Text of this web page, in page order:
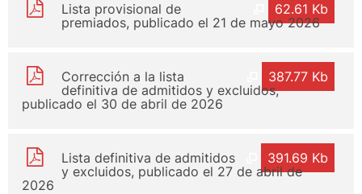
62.61 Kb
Lista provisional de
premiados, publicado el 21 de mayo 2026
387.77 Kb
Corrección a la lista
definitiva de admitidos y excluidos,
publicado el 30 de abril de 2026
391.69 Kb
Lista definitiva de admitidos
y excluidos, publicado el 27 de abril de
2026